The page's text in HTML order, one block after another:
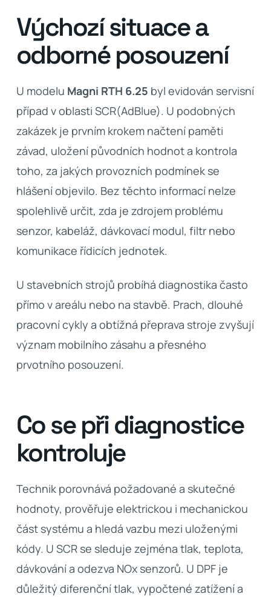
Výchozí situace a
odborné posouzení
U modelu Magni RTH 6.25 byl evidován servisní
případ v oblasti SCR(AdBlue). U podobných
zakázek je prvním krokem načtení paměti
závad, uložení původních hodnot a kontrola
toho, za jakých provozních podmínek se
hlášení objevilo. Bez těchto informací nelze
spolehlivě určit, zda je zdrojem problému
senzor, kabeláž, dávkovací modul, filtr nebo
komunikace řídicích jednotek.
U stavebních strojů probíhá diagnostika často
přímo v areálu nebo na stavbě. Prach, dlouhé
pracovní cykly a obtížná přeprava stroje zvyšují
význam mobilního zásahu a přesného
prvotního posouzení.
Co se při diagnostice
kontroluje
Technik porovnává požadované a skutečné
hodnoty, prověřuje elektrickou i mechanickou
část systému a hledá vazbu mezi uloženými
kódy. U SCR se sleduje zejména tlak, teplota,
dávkování a odezva NOx senzorů. U DPF je
důležitý diferenční tlak, vypočtené zatížení a